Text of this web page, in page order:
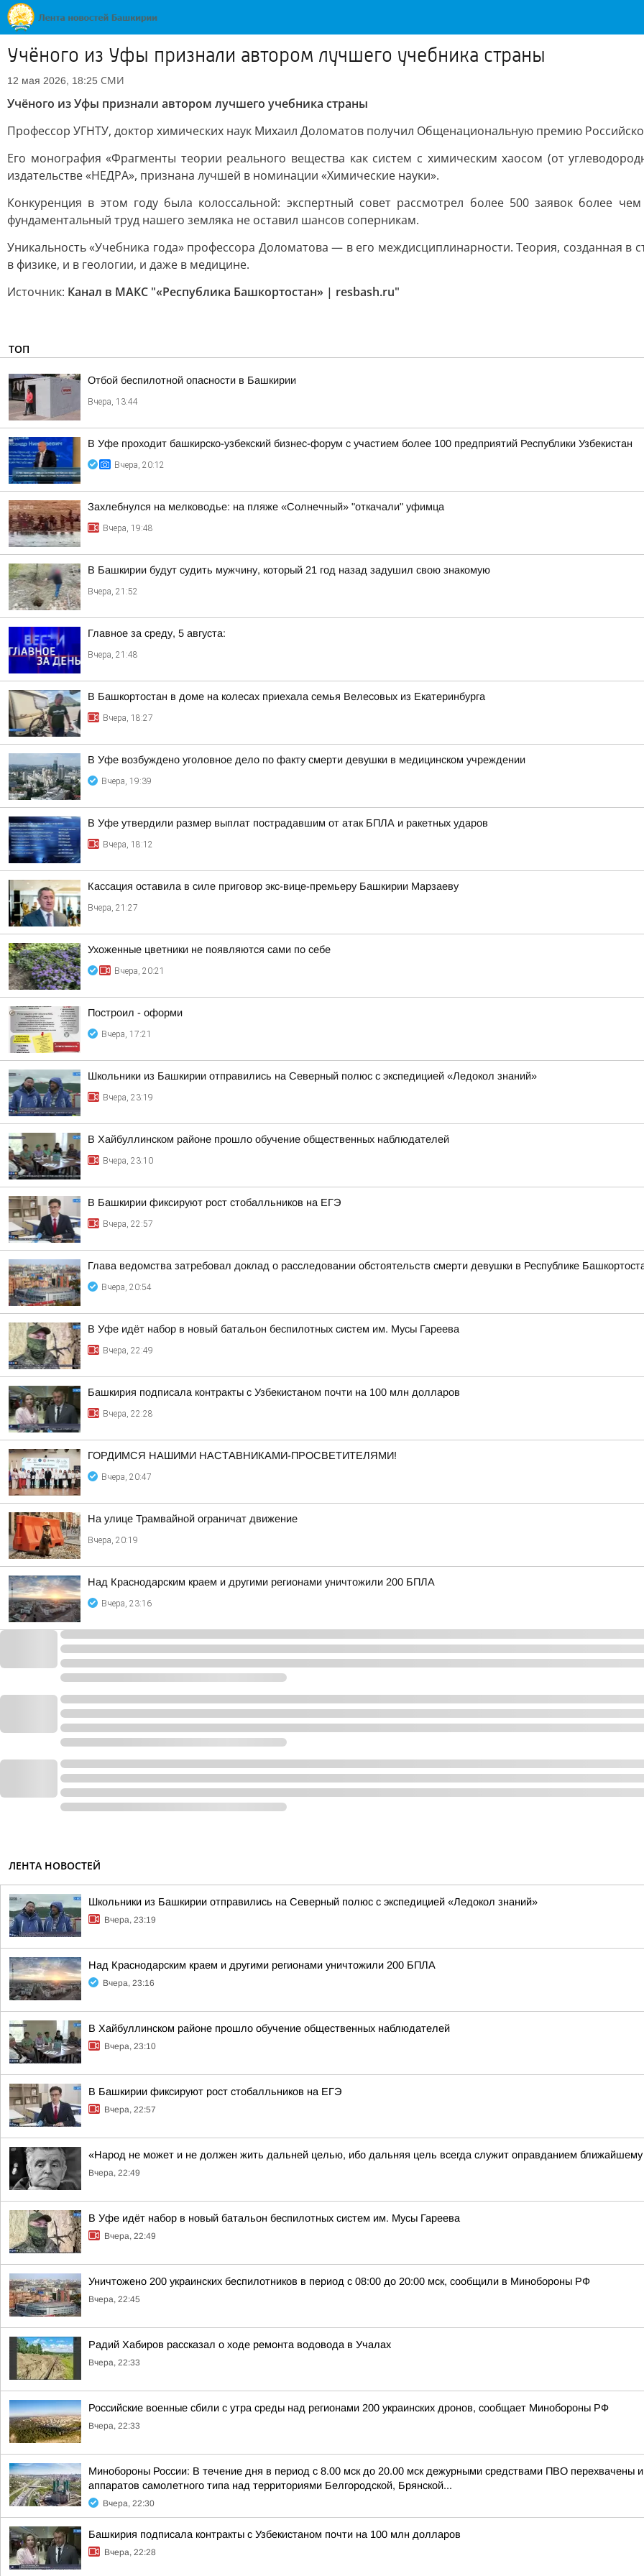
Учёного из Уфы признали автором лучшего учебника страны
12 мая 2026, 18:25 СМИ
Учёного из Уфы признали автором лучшего учебника страны
Профессор УГНТУ, доктор химических наук Михаил Доломатов получил Общенациональную премию
Его монография «Фрагменты теории реального вещества как систем с химическим хаосом (от
издательстве «НЕДРА», признана лучшей в номинации «Химические науки».
Конкуренция в этом году была колоссальной: экспертный совет рассмотрел более 500 заявок более
фундаментальный труд нашего земляка не оставил шансов соперникам.
Уникальность «Учебника года» профессора Доломатова — в его междисциплинарности. Теория, созданная в
в физике, и в геологии, и даже в медицине.
Источник: Канал в МАКС "«Республика Башкортостан» | resbash.ru"
ТОП
Отбой беспилотной опасности в Башкирии
Вчера, 13:44
В Уфе проходит башкирско-узбекский бизнес-форум с участием более 100 предприятий Республики Узбекистан
Вчера, 20:12
Захлебнулся на мелководье: на пляже «Солнечный» "откачали" уфимца
Вчера, 19:48
В Башкирии будут судить мужчину, который 21 год назад задушил свою знакомую
Вчера, 21:52
Главное за среду, 5 августа:
Вчера, 21:48
В Башкортостан в доме на колесах приехала семья Велесовых из Екатеринбурга
Вчера, 18:27
В Уфе возбуждено уголовное дело по факту смерти девушки в медицинском учреждении
Вчера, 19:39
В Уфе утвердили размер выплат пострадавшим от атак БПЛА и ракетных ударов
Вчера, 18:12
Кассация оставила в силе приговор экс-вице-премьеру Башкирии Марзаеву
Вчера, 21:27
Ухоженные цветники не появляются сами по себе
Вчера, 20:21
Построил - оформи
Вчера, 17:21
Школьники из Башкирии отправились на Северный полюс с экспедицией «Ледокол знаний»
Вчера, 23:19
В Хайбуллинском районе прошло обучение общественных наблюдателей
Вчера, 23:10
В Башкирии фиксируют рост стобалльников на ЕГЭ
Вчера, 22:57
Глава ведомства затребовал доклад о расследовании обстоятельств смерти девушки в Республике
Вчера, 20:54
В Уфе идёт набор в новый батальон беспилотных систем им. Мусы Гареева
Вчера, 22:49
Башкирия подписала контракты с Узбекистаном почти на 100 млн долларов
Вчера, 22:28
ГОРДИМСЯ НАШИМИ НАСТАВНИКАМИ-ПРОСВЕТИТЕЛЯМИ!
Вчера, 20:47
На улице Трамвайной ограничат движение
Вчера, 20:19
Над Краснодарским краем и другими регионами уничтожили 200 БПЛА
Вчера, 23:16
ЛЕНТА НОВОСТЕЙ
Школьники из Башкирии отправились на Северный полюс с экспедицией «Ледокол знаний»
Вчера, 23:19
Над Краснодарским краем и другими регионами уничтожили 200 БПЛА
Вчера, 23:16
В Хайбуллинском районе прошло обучение общественных наблюдателей
Вчера, 23:10
В Башкирии фиксируют рост стобалльников на ЕГЭ
Вчера, 22:57
«Народ не может и не должен жить дальней целью, ибо дальняя цель всегда служит оправданием
Вчера, 22:49
В Уфе идёт набор в новый батальон беспилотных систем им. Мусы Гареева
Вчера, 22:49
Уничтожено 200 украинских беспилотников в период с 08:00 до 20:00 мск, сообщили в Минобороны РФ
Вчера, 22:45
Радий Хабиров рассказал о ходе ремонта водовода в Учалах
Вчера, 22:33
Российские военные сбили с утра среды над регионами 200 украинских дронов, сообщает Минобороны РФ
Вчера, 22:33
Минобороны России: В течение дня в период с 8.00 мск до 20.00 мск дежурными средствами ПВО перехвачены
аппаратов самолетного типа над территориями Белгородской, Брянской...
Вчера, 22:30
Башкирия подписала контракты с Узбекистаном почти на 100 млн долларов
Вчера, 22:28